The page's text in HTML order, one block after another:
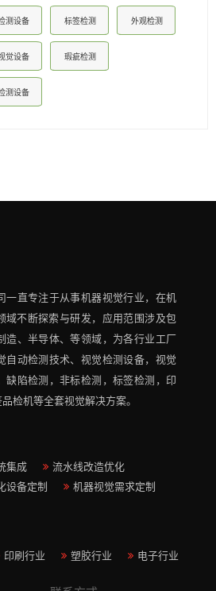
测设备 标签检测 外观检测
觉设备 瑕疵检测
测设备
一直专注于从事机器视觉行业，在机
域不断探索与研发​，应用范围涉及包
造、半导体、等领域，为各行业工厂
自动检测技术、视觉检测设备，视觉
缺陷检测，非标检测，标签检测，印
检机等​全套视觉解决方案​。
集成
流水线改造优化
设备定制 机器视觉需求定制
印刷行业 塑胶行业
电子行业